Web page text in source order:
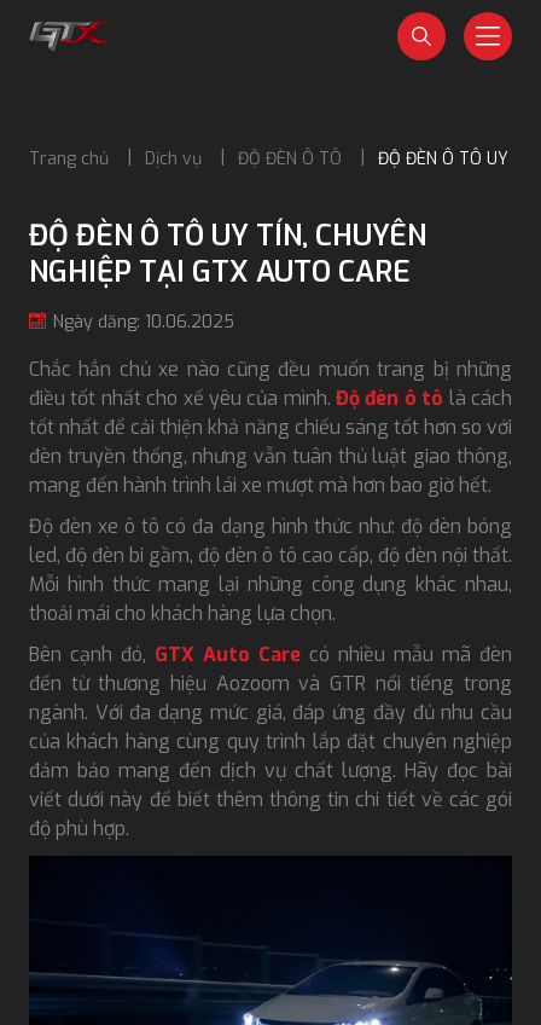
Trang chủ Dịch vụ ĐỘ ĐÈN Ô TÔ ĐỘ ĐÈN Ô TÔ UY
ĐỘ ĐÈN Ô TÔ UY TÍN, CHUYÊN
NGHIỆP TẠI GTX AUTO CARE
Ngày đăng: 10.06.2025
Chắc hẳn chủ xe nào cũng đều muốn trang bị những
điều tốt nhất cho xế yêu của mình.Độ đèn ô tô là cách
tốt nhất để cải thiện khả năng chiếu sáng tốt hơn so với
đèn truyền thống, nhưng vẫn tuân thủ luật giao thông,
mang đến hành trình lái xe mượt mà hơn bao giờ hết.
Độ đèn xe ô tô có đa dạng hình thức như: độ đèn bóng
led, độ đèn bi gầm, độ đèn ô tô cao cấp, độ đèn nội thất.
Mỗi hình thức mang lại những công dụng khác nhau,
thoải mái cho khách hàng lựa chọn.
Bên cạnh đó, GTX Auto Care có nhiều mẫu mã đèn
đến từ thương hiệu Aozoom và GTR nổi tiếng trong
ngành. Với đa dạng mức giá, đáp ứng đầy đủ nhu cầu
của khách hàng cùng quy trình lắp đặt chuyên nghiệp
đảm bảo mang đến dịch vụ chất lượng. Hãy đọc bài
viết dưới này để biết thêm thông tin chi tiết về các gói
độ phù hợp.